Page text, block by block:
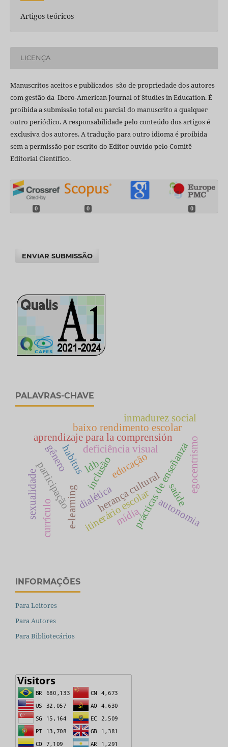
Artigos teóricos
LICENÇA
Manuscritos aceitos e publicados são de propriedade dos autores
com gestão da Ibero-American Journal of Studies in Education. É
proibida a submissão total ou parcial do manuscrito a qualquer
outro periódico. A responsabilidade pelo conteúdo dos artigos é
exclusiva dos autores. A tradução para outro idioma é proibida
sem a permissão por escrito do Editor ouvido pelo Comitê
Editorial Científico.
0 0 0
ENVIAR SUBMISSÃO
PALAVRAS-CHAVE
educação
deficiência visual
inclusão
e-learning prácticas de enseñanza
aprendizaje para la comprensión
habitus
herança cultural
itinerário escolar
baixo rendimento escolar
saúde
participaçãodialética
inmadurez social
egocentrismo
autonomia
currículo
ldb
gênero
mídia
sexualidade
INFORMAÇÕES
Para Leitores
Para Autores
Para Bibliotecários